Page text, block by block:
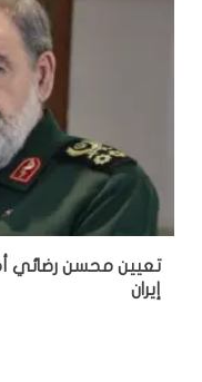
تعيين محسن رضائي
إيران